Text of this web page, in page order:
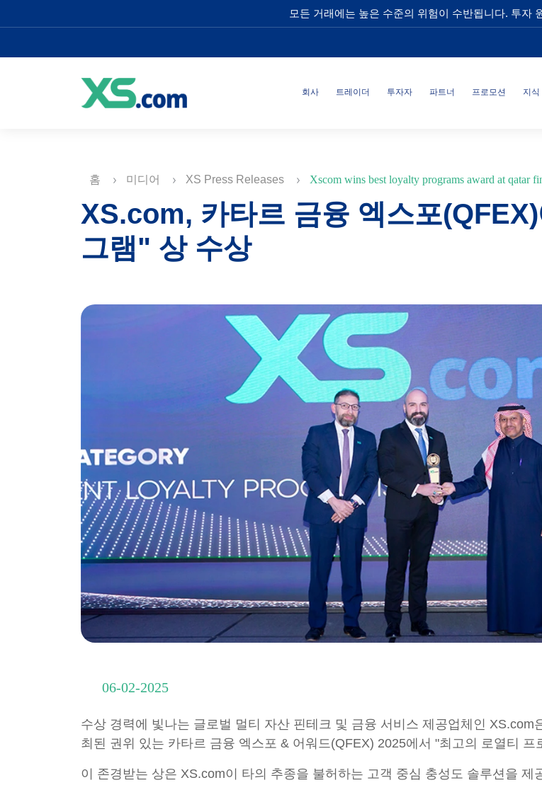
모든 거래에는 높은 수준의 위험이 수반됩니다. 투자
회사 트레이더 투자자 파트너 프로모션 지식
홈 미디어 XS Press Releases Xscom wins best loyalty programs award at qatar
XS.com, 카타르 금융 엑스포
그램" 상 수상
06-02-2025
수상 경력에 빛나는 글로벌 멀티 자산 핀테크 및 금융 서비스 제공업체인
최된 권위 있는 카타르 금융 엑스포 & 어워드(QFEX) 2025에서 "최고의 로열티
이 존경받는 상은 XS.com이 타의 추종을 불허하는 고객 중심 충성도 솔루션을